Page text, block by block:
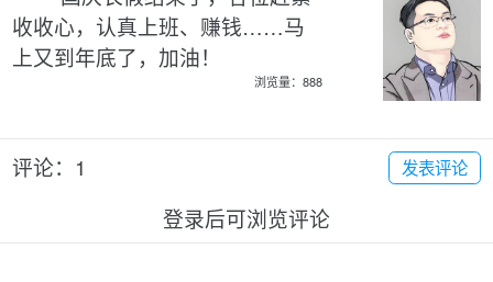
收收心，认真上班、赚钱……马
上又到年底了，加油！
浏览量：888
发表评论
评论：1
登录后可浏览评论